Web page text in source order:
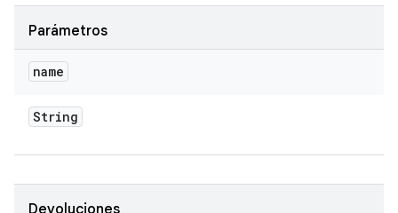
Parámetros
name
String
Devoluciones